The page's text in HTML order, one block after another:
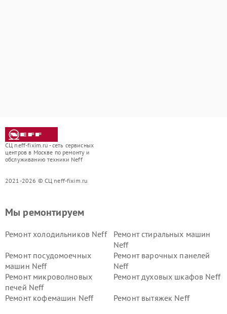
СЦ neff-fixim.ru - сеть сервисных
центров в Москве по ремонту и
обслуживанию техники Neff
2021-2026 © СЦ neff-fixim.ru
Мы ремонтируем
Ремонт холодильников Neff
Ремонт стиральных машин
Neff
Ремонт посудомоечных
машин Neff
Ремонт варочных панелей
Neff
Ремонт микроволновых
печей Neff
Ремонт духовых шкафов Neff
Ремонт кофемашин Neff Ремонт вытяжек Neff